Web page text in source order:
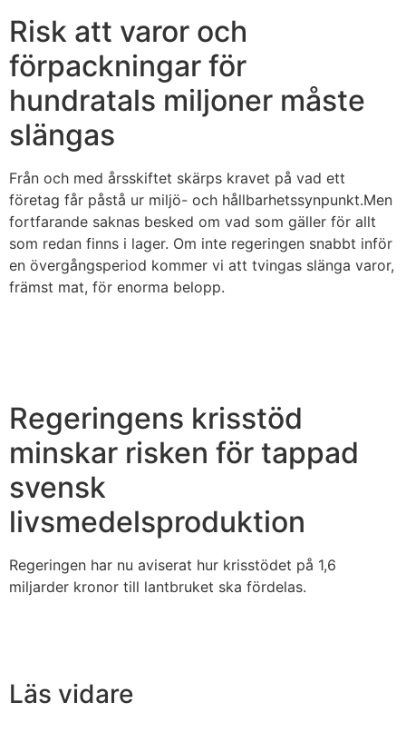
Risk att varor och
förpackningar för
hundratals miljoner måste
slängas
Från och med årsskiftet skärps kravet på vad ett
företag får påstå ur miljö- och hållbarhetssynpunkt.Men
fortfarande saknas besked om vad som gäller för allt
som redan finns i lager. Om inte regeringen snabbt inför
en övergångsperiod kommer vi att tvingas slänga varor,
främst mat, för enorma belopp.
Regeringens krisstöd
minskar risken för tappad
svensk
livsmedelsproduktion
Regeringen har nu aviserat hur krisstödet på 1,6
miljarder kronor till lantbruket ska fördelas.
Läs vidare